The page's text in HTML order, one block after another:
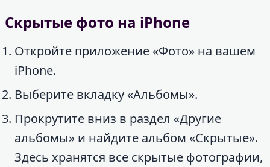
Скрытые фото на iPhone
Откройте приложение «Фото» на вашем
iPhone.
Выберите вкладку «Альбомы».
Прокрутите вниз в раздел «Другие
альбомы» и найдите альбом «Скрытые».
Здесь хранятся все скрытые фотографии,